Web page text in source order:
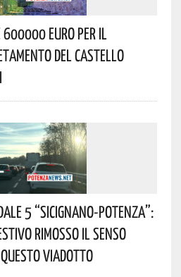
Euro Per Il
Del Castello
5 “Sicignano-Potenza”:
Rimosso Il Senso
Viadotto